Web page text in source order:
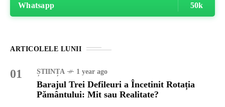
Whatsapp 50k
ARTICOLELE LUNII
01 ȘTIINȚA 1 year ago
Barajul Trei Defileuri a Încetinit Rotația
Pământului: Mit sau Realitate?